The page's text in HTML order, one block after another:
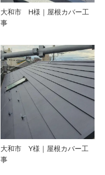
大和市 H様｜屋根カバー工
事
大和市 Y様｜屋根カバー工
事